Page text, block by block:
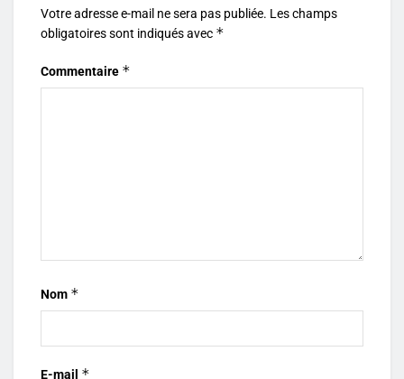
Votre adresse e-mail ne sera pas publiée. Les champs
obligatoires sont indiqués avec *
Commentaire *
Nom *
E-mail *